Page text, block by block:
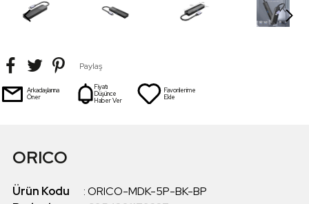
Paylaş
Arkadaşlarına
Öner
Fiyatı
Düşünce
Haber Ver
Favorilerime
Ekle
ORICO
Ürün Kodu :ORICO-MDK-5P-BK-BP